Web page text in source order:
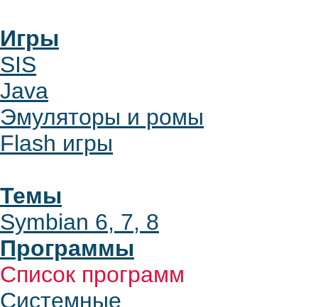
Игры
SIS
Java
Эмуляторы и ромы
Flash игры
Темы
Symbian 6, 7, 8
Программы
Список программ
Системные